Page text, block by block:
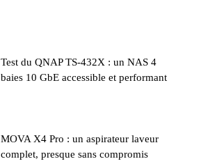
Test du QNAP TS-432X : un NAS 4
baies 10 GbE accessible et performant
MOVA X4 Pro : un aspirateur laveur
complet, presque sans compromis